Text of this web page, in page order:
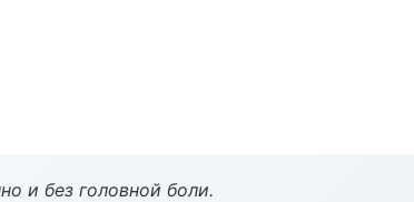
и без головной боли.